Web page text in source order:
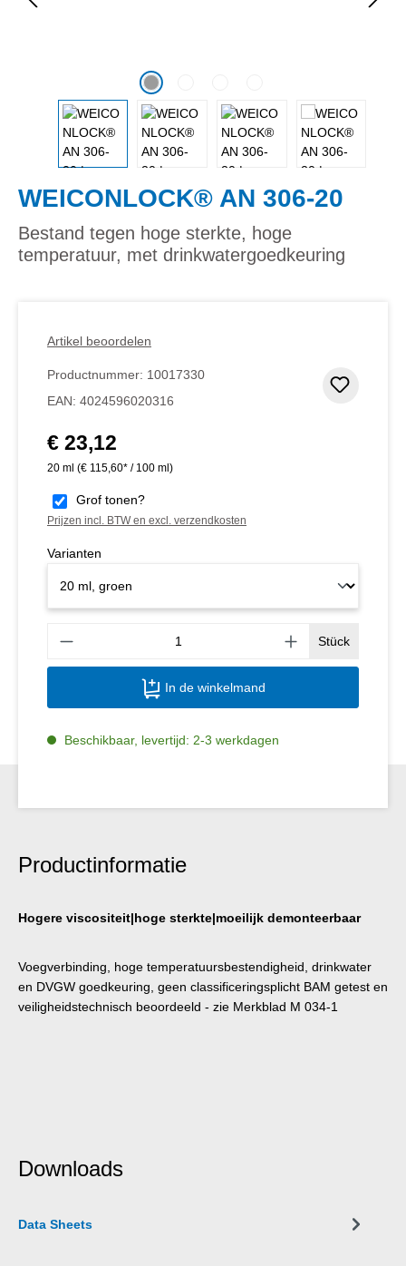
WEICONLOCK® AN 306-20
Bestand tegen hoge sterkte, hoge
temperatuur, met drinkwatergoedkeuring
Artikel beoordelen
Productnummer: 10017330
EAN: 4024596020316
Normale prijs:
€ 23,12
20 ml (€ 115,60* / 100 ml)
Grof tonen?
Prijzen incl. BTW en excl. verzendkosten
Varianten
Stück
In de winkelmand
Beschikbaar, levertijd: 2-3 werkdagen
Productinformatie
Hogere viscositeit|hoge sterkte|moeilijk demonteerbaar
Voegverbinding, hoge temperatuursbestendigheid, drinkwater
en DVGW goedkeuring, geen classificeringsplicht BAM getest en
veiligheidstechnisch beoordeeld - zie Merkblad M 034-1
Downloads
Data Sheets